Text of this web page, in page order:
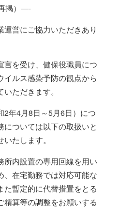
掲） —-
営にご協力いただきあり
言を受け、健保役職員につ
イルス感染予防の観点から
ただきます。
2年4月8日～5月6日）につ
については以下の取扱いと
たします。
所内設置の専用回線を用い
、在宅勤務では対応可能な
た暫定的に代替措置をとる
精算等の調整をお願いする